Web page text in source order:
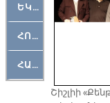
ԵԿԵՂԵՑԱԿԱՆ
ՀՈԳԵՄՏԱՒՈՐ
ՀԱՐԹԱԿ
Շիշ­լիի